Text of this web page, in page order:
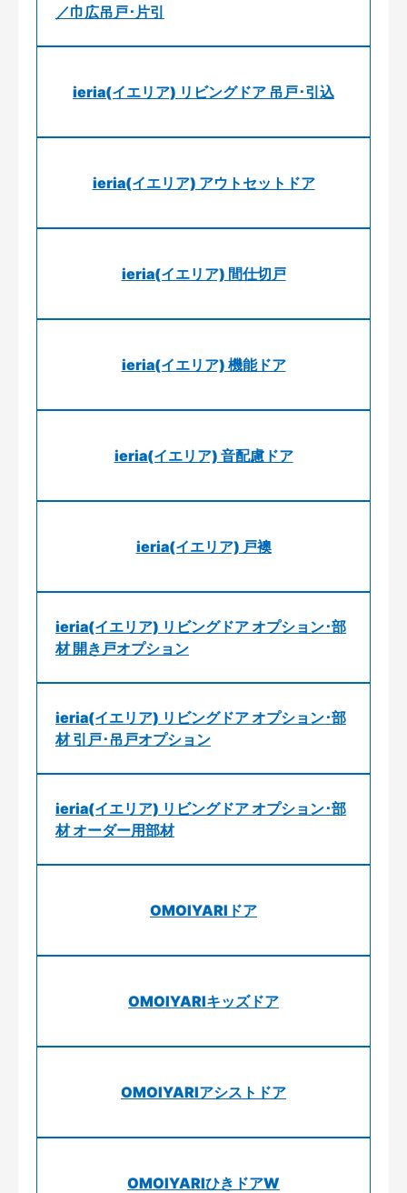
／巾広吊戸･片引
ieria(イエリア) リビングドア 吊戸･引込
ieria(イエリア) アウトセットドア
ieria(イエリア) 間仕切戸
ieria(イエリア) 機能ドア
ieria(イエリア) 音配慮ドア
ieria(イエリア) 戸襖
ieria(イエリア) リビングドア オプション･部
材 開き戸オプション
ieria(イエリア) リビングドア オプション･部
材 引戸･吊戸オプション
ieria(イエリア) リビングドア オプション･部
材 オーダー用部材
OMOIYARIドア
OMOIYARIキッズドア
OMOIYARIアシストドア
OMOIYARIひきドアW